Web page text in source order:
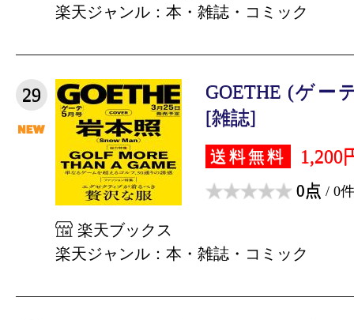
楽天ジャンル：本・雑誌・コミック
29
GOETHE (ゲー
[雑誌]
送料無料 1,200
0点 / 0件
楽天ブックス
楽天ジャンル：本・雑誌・コミック